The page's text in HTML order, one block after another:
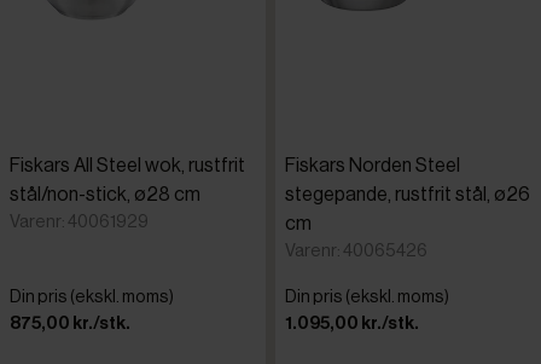
Pujadas
Fiskars All Steel wok, rustfrit
stål/non-stick, ø28 cm
Varenr: 40061929
Din pris (ekskl. moms)
875,00 kr./stk.
Fiskars Norden Steel
stegepande, rustfrit stål, ø26
cm
Varenr: 40065426
Din pris (ekskl. moms)
1.095,00 kr./stk.